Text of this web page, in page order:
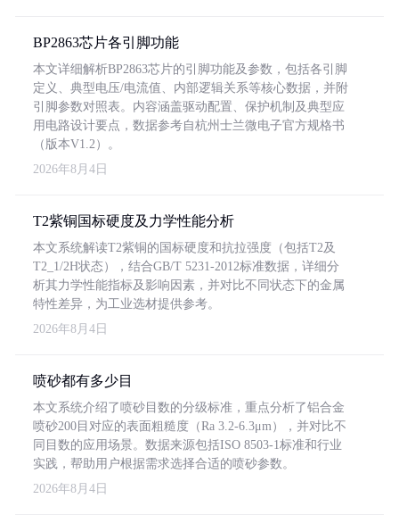
BP2863芯片各引脚功能
本文详细解析BP2863芯片的引脚功能及参数，包括各引脚
定义、典型电压/电流值、内部逻辑关系等核心数据，并附
引脚参数对照表。内容涵盖驱动配置、保护机制及典型应
用电路设计要点，数据参考自杭州士兰微电子官方规格书
（版本V1.2）。
2026年8月4日
T2紫铜国标硬度及力学性能分析
本文系统解读T2紫铜的国标硬度和抗拉强度（包括T2及
T2_1/2H状态），结合GB/T 5231-2012标准数据，详细分
析其力学性能指标及影响因素，并对比不同状态下的金属
特性差异，为工业选材提供参考。
2026年8月4日
喷砂都有多少目
本文系统介绍了喷砂目数的分级标准，重点分析了铝合金
喷砂200目对应的表面粗糙度（Ra 3.2-6.3μm），并对比不
同目数的应用场景。数据来源包括ISO 8503-1标准和行业
实践，帮助用户根据需求选择合适的喷砂参数。
2026年8月4日